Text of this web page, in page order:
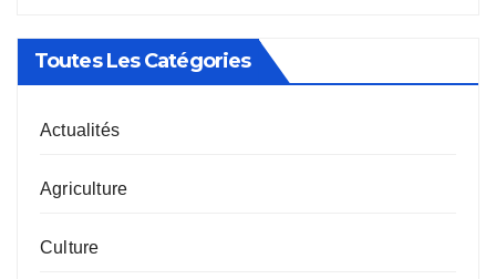
Toutes Les Catégories
Actualités
Agriculture
Culture